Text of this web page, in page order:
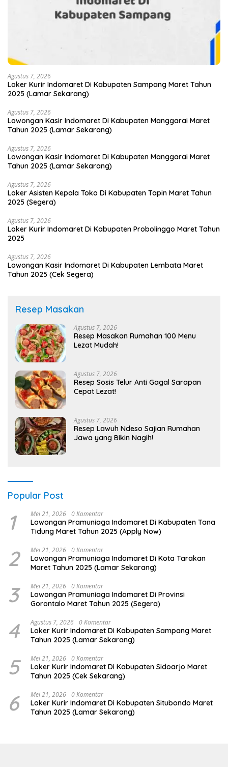
Agustus 7, 2026
Loker Kurir Indomaret Di Kabupaten Sampang Maret Tahun
2025 (Lamar Sekarang)
Agustus 7, 2026
Lowongan Kasir Indomaret Di Kabupaten Manggarai Maret
Tahun 2025 (Lamar Sekarang)
Agustus 7, 2026
Lowongan Kasir Indomaret Di Kabupaten Manggarai Maret
Tahun 2025 (Lamar Sekarang)
Agustus 7, 2026
Loker Asisten Kepala Toko Di Kabupaten Tapin Maret Tahun
2025 (Segera)
Agustus 7, 2026
Loker Kurir Indomaret Di Kabupaten Probolinggo Maret Tahun
2025
Agustus 7, 2026
Lowongan Kasir Indomaret Di Kabupaten Lembata Maret
Tahun 2025 (Cek Segera)
Resep Masakan
Agustus 7, 2026
Resep Masakan Rumahan 100 Menu
Lezat Mudah!
Agustus 7, 2026
Resep Sosis Telur Anti Gagal Sarapan
Cepat Lezat!
Agustus 7, 2026
Resep Lawuh Ndeso Sajian Rumahan
Jawa yang Bikin Nagih!
Popular Post
1 Mei 21, 2026 0 Komentar
Lowongan Pramuniaga Indomaret Di Kabupaten Tana
Tidung Maret Tahun 2025 (Apply Now)
2 Mei 21, 2026 0 Komentar
Lowongan Pramuniaga Indomaret Di Kota Tarakan
Maret Tahun 2025 (Lamar Sekarang)
3 Mei 21, 2026 0 Komentar
Lowongan Pramuniaga Indomaret Di Provinsi
Gorontalo Maret Tahun 2025 (Segera)
4 Agustus 7, 2026 0 Komentar
Loker Kurir Indomaret Di Kabupaten Sampang Maret
Tahun 2025 (Lamar Sekarang)
5 Mei 21, 2026 0 Komentar
Loker Kurir Indomaret Di Kabupaten Sidoarjo Maret
Tahun 2025 (Cek Sekarang)
6 Mei 21, 2026 0 Komentar
Loker Kurir Indomaret Di Kabupaten Situbondo Maret
Tahun 2025 (Lamar Sekarang)